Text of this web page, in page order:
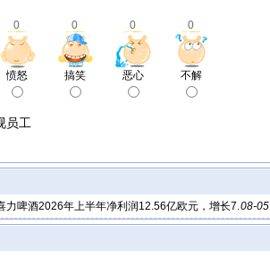
0 0 0 0
愤怒 搞笑 恶心 不解
员工
08-05
力啤酒2026年上半年净利润12.56亿欧元，增长7.